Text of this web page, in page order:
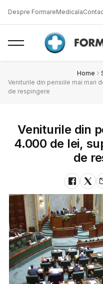
Despre FormareMedicala
Home
Veniturile din pensiile mai mari
de respingere
Veniturile din
4.000 de lei,
de